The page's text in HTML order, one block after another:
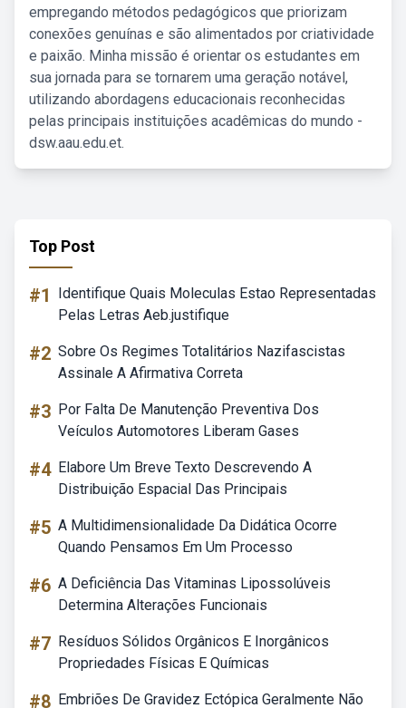
empregando métodos pedagógicos que priorizam
conexões genuínas e são alimentados por criatividade
e paixão. Minha missão é orientar os estudantes em
sua jornada para se tornarem uma geração notável,
utilizando abordagens educacionais reconhecidas
pelas principais instituições acadêmicas do mundo -
dsw.aau.edu.et.
Top Post
#1
Identifique Quais Moleculas Estao Representadas
Pelas Letras Aeb.justifique
#2 Sobre Os Regimes Totalitários Nazifascistas
Assinale A Afirmativa Correta
#3 Por Falta De Manutenção Preventiva Dos
Veículos Automotores Liberam Gases
#4 Elabore Um Breve Texto Descrevendo A
Distribuição Espacial Das Principais
#5 A Multidimensionalidade Da Didática Ocorre
Quando Pensamos Em Um Processo
#6 A Deficiência Das Vitaminas Lipossolúveis
Determina Alterações Funcionais
#7 Resíduos Sólidos Orgânicos E Inorgânicos
Propriedades Físicas E Químicas
#8 Embriões De Gravidez Ectópica Geralmente Não